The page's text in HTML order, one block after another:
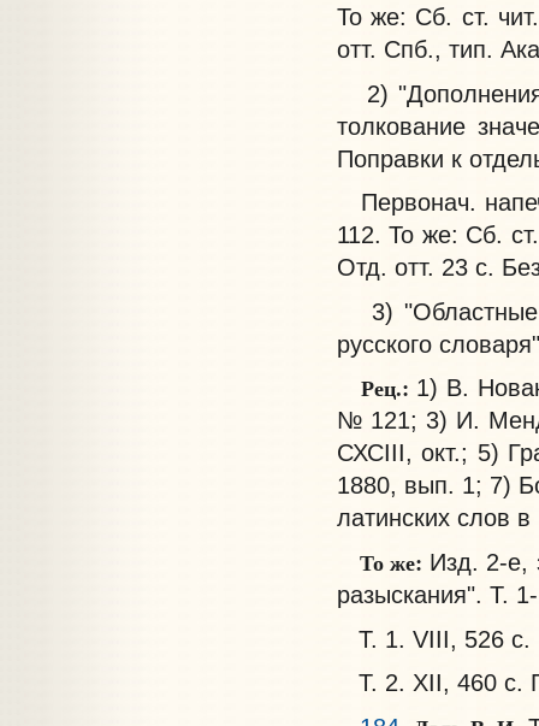
То же: Сб. ст.
отт. Спб., тип.
2) "Дополнения
толкование
Поправки к
Первонач.
112. То же: Сб.
Отд. отт. 23 с.
3) "Областные
русского
Рец.: 1) В.
№ 121; 3) И.
СХСIII, окт.; 5)
1880, вып. 1; 7)
латинских слов
То же: Изд. 2-е,
разыскания". Т.
Т. 1. VIII, 526 с.
Т. 2. XII, 460 с.